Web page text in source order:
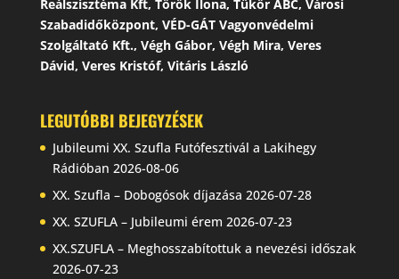
Reálszisztéma Kft, Török Ilona, Tükör ABC, Városi
Szabadidőközpont, VÉD-GÁT Vagyonvédelmi
Szolgáltató Kft., Végh Gábor, Végh Mira, Veres
Dávid, Veres Kristóf, Vitáris László
LEGUTÓBBI BEJEGYZÉSEK
Jubileumi XX. Szufla Futófesztivál a Lakihegy
Rádióban 2026-08-06
XX. Szufla – Dobogósok díjazása 2026-07-28
XX. SZUFLA – Jubileumi érem 2026-07-23
XX.SZUFLA – Meghosszabítottuk a nevezési időszak
2026-07-23